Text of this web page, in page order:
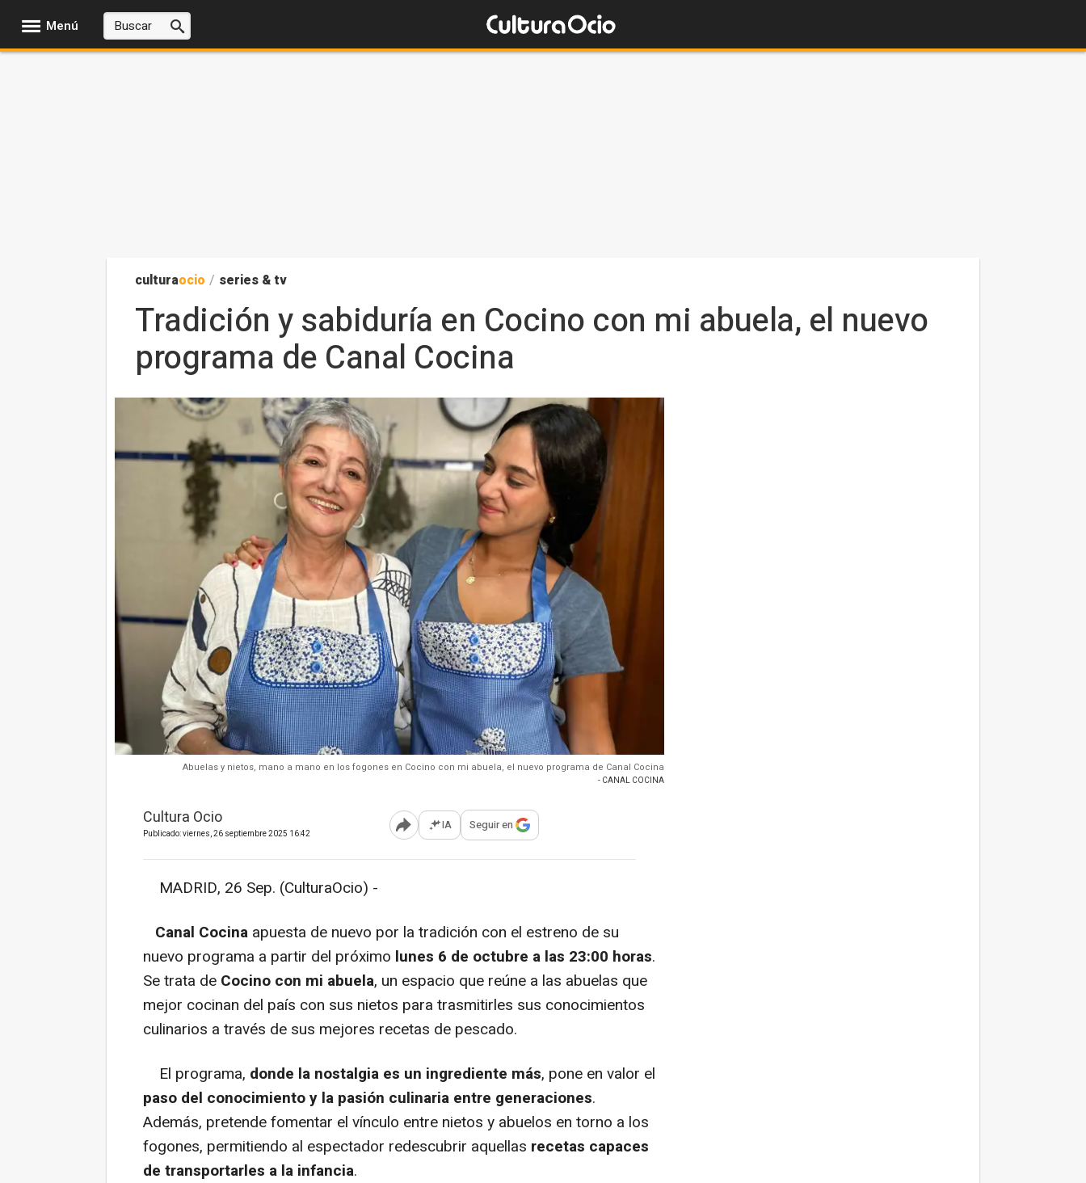
Menú
culturaocio / series & tv
Tradición y sabiduría en Cocino con mi abuela, el nuevo
programa de Canal Cocina
Abuelas y nietos, mano a mano en los fogones en Cocino con mi abuela, el nuevo programa de Canal Cocina
- CANAL COCINA
Cultura Ocio
Publicado: viernes, 26 septiembre 2025 16:42 Abrir opciones para compartir
IA Seguir en
MADRID, 26 Sep. (CulturaOcio) -
Canal Cocina apuesta de nuevo por la tradición con el estreno de su
nuevo programa a partir del próximo lunes 6 de octubre a las 23:00 horas.
Se trata de Cocino con mi abuela, un espacio que reúne a las abuelas que
mejor cocinan del país con sus nietos para trasmitirles sus conocimientos
culinarios a través de sus mejores recetas de pescado.
El programa, donde la nostalgia es un ingrediente más, pone en valor el
paso del conocimiento y la pasión culinaria entre generaciones.
Además, pretende fomentar el vínculo entre nietos y abuelos en torno a los
fogones, permitiendo al espectador redescubrir aquellas recetas capaces
de transportarles a la infancia.